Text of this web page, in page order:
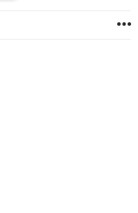
no las he
la pastilla de
embarazo? Que dicen?
saludos